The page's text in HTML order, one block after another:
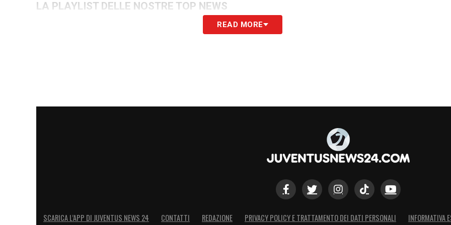
LA PLAYLIST DELLE NOSTRE TOP NEWS
READ MORE
SCARICA L’APP DI JUVENTUS NEWS 24 CONTATTI REDAZIONE PRIVACY POLICY E TRATTAMENTO DEI DATI PERSONALI INFORMATIVA